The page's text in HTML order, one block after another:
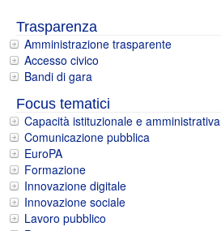
Trasparenza
Amministrazione trasparente
Accesso civico
Bandi di gara
Focus tematici
Capacità istituzionale e amministrativa
Comunicazione pubblica
EuroPA
Formazione
Innovazione digitale
Innovazione sociale
Lavoro pubblico